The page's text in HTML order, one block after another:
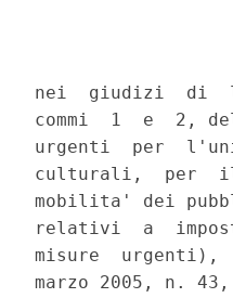
nei  giudizi  di
commi  1  e  2,
urgenti  per
culturali,  per  il
mobilita' dei
relativi  a
misure  urgenti),
marzo 2005, n.